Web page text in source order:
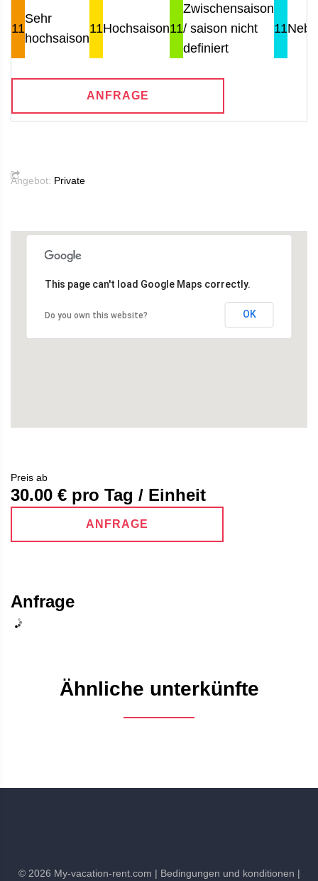
11
Sehr
hochsaison
11Hochsaison11
Zwischensaison
/ saison nicht
definiert
11
ANFRAGE
Angebot: Private
This page can't load Google Maps correctly.
Do you own this website? OK
Preis ab
30.00 € pro Tag / Einheit
ANFRAGE
Anfrage
Ähnliche unterkünfte
© 2026 My-vacation-rent.com | Bedingungen und konditionen |